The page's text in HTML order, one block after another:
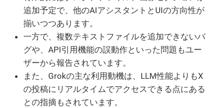
追加予定で、他のAIアシスタントとUIの方向性が
揃いつつあります。
一方で、複数テキストファイルを追加できないバ
グや、API引用機能の誤動作といった問題もユー
ザーから報告されています。
また、Grokの主な利用動機は、LLM性能よりもX
の投稿にリアルタイムでアクセスできる点にある
との指摘もされています。